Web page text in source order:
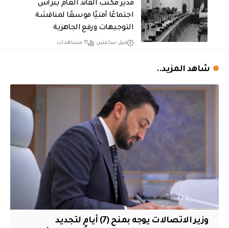
مدير مكتب القائد العام يترأس
اجتماعًا أمنيًا موسعًا لمناقشة
التوجيهات ورفع الجاهزية
قبل ساعتين 11 مشاهدات
شاهد المزيد..
وزير الاتصالات يوجه بمنح (7) أيام لتجديد